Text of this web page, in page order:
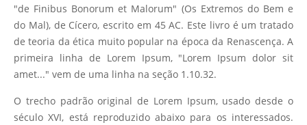
"de Finibus Bonorum et Malorum" (Os Extremos do Bem e
do Mal), de Cícero, escrito em 45 AC. Este livro é um tratado
de teoria da ética muito popular na época da Renascença. A
primeira linha de Lorem Ipsum, "Lorem Ipsum dolor sit
amet..." vem de uma linha na seção 1.10.32.
O trecho padrão original de Lorem Ipsum, usado desde o
século XVI, está reproduzido abaixo para os interessados.